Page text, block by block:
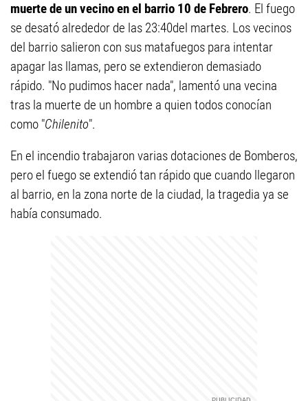
muerte de un vecino en el barrio 10 de Febrero. El fuego
se desató alrededor de las 23:40del martes. Los vecinos
del barrio salieron con sus matafuegos para intentar
apagar las llamas, pero se extendieron demasiado
rápido. "No pudimos hacer nada", lamentó una vecina
tras la muerte de un hombre a quien todos conocían
como "Chilenito".
En el incendio trabajaron varias dotaciones de Bomberos,
pero el fuego se extendió tan rápido que cuando llegaron
al barrio, en la zona norte de la ciudad, la tragedia ya se
había consumado.